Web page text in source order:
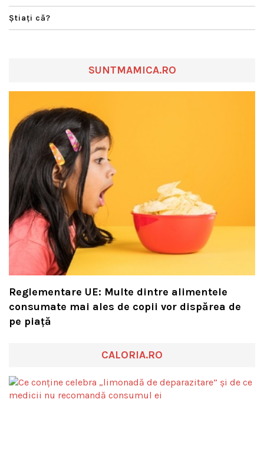
Ştiaţi că?
SUNTMAMICA.RO
Reglementare UE: Multe dintre alimentele
consumate mai ales de copii vor dispărea de
pe piață
CALORIA.RO